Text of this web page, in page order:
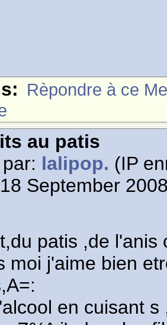
Rèpondre à ce
au patis
lalipop. (IP
September
patis ,de
moi j'aime bien
en cuisant